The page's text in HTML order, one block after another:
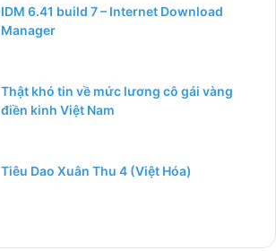
IDM 6.41 build 7 – Internet Download
Manager
Thật khó tin về mức lương cô gái vàng
điền kinh Việt Nam
Tiêu Dao Xuân Thu 4 (Việt Hóa)